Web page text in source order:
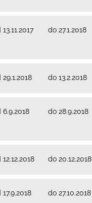
do 27.1.2018
29.1.2018 do 13.2.2018
6.9.2018 do 28.9.2018
12.12.2018 do 20.12.2018
17.9.2018 do 27.10.2018